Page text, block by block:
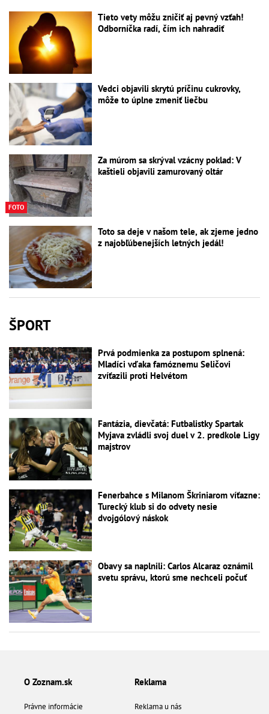
Tieto vety môžu zničiť aj pevný vzťah!
Odborníčka radí, čím ich nahradiť
Vedci objavili skrytú príčinu cukrovky,
môže to úplne zmeniť liečbu
FOTO
Za múrom sa skrýval vzácny poklad: V
kaštieli objavili zamurovaný oltár
Toto sa deje v našom tele, ak zjeme jedno
z najobľúbenejších letných jedál!
ŠPORT
Prvá podmienka za postupom splnená:
Mladíci vďaka famóznemu Seličovi
zvíťazili proti Helvétom
Fantázia, dievčatá: Futbalistky Spartak
Myjava zvládli svoj duel v 2. predkole Ligy
majstrov
Fenerbahce s Milanom Škriniarom víťazne:
Turecký klub si do odvety nesie
dvojgólový náskok
Obavy sa naplnili: Carlos Alcaraz oznámil
svetu správu, ktorú sme nechceli počuť
O Zoznam.sk
Právne informácie
Reklama
Reklama u nás